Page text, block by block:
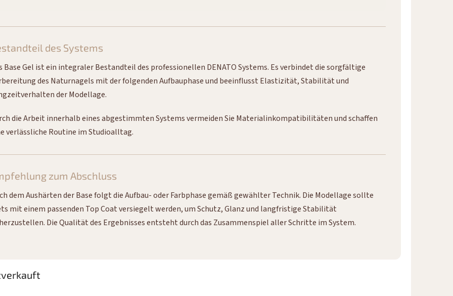
des Systems
Base Gel ist ein integraler Bestandteil des professionellen DENATO Systems. Es verbindet die sorgfältige
des Naturnagels mit der folgenden Aufbauphase und beeinflusst Elastizität, Stabilität und
der Modellage.
die Arbeit innerhalb eines abgestimmten Systems vermeiden Sie Materialinkompatibilitäten und schaffen
verlässliche Routine im Studioalltag.
zum Abschluss
dem Aushärten der Base folgt die Aufbau- oder Farbphase gemäß gewählter Technik. Die Modellage sollte
mit einem passenden Top Coat versiegelt werden, um Schutz, Glanz und langfristige Stabilität
Die Qualität des Ergebnisses entsteht durch das Zusammenspiel aller Schritte im System.